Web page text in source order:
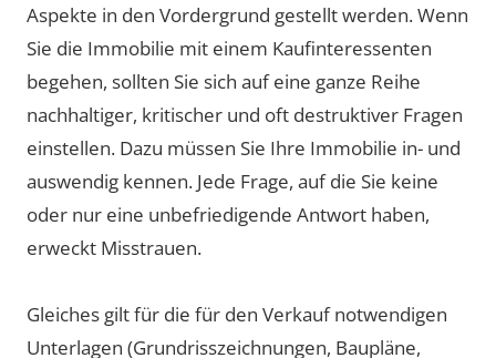
Aspekte in den Vordergrund gestellt werden. Wenn
Sie die Immobilie mit einem Kaufinteressenten
begehen, sollten Sie sich auf eine ganze Reihe
nachhaltiger, kritischer und oft destruktiver Fragen
einstellen. Dazu müssen Sie Ihre Immobilie in- und
auswendig kennen. Jede Frage, auf die Sie keine
oder nur eine unbefriedigende Antwort haben,
erweckt Misstrauen.
Gleiches gilt für die für den Verkauf notwendigen
Unterlagen (Grundrisszeichnungen, Baupläne,